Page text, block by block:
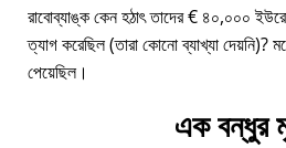
রাবোব্যাঙ্ক কেন হঠাৎ তাদের € ৪০,০০০
ত্যাগ করেছিল (তারা কোনো ব্যাখ্যা দেয়নি)?
পেয়েছিল।
এক বন্ধুর